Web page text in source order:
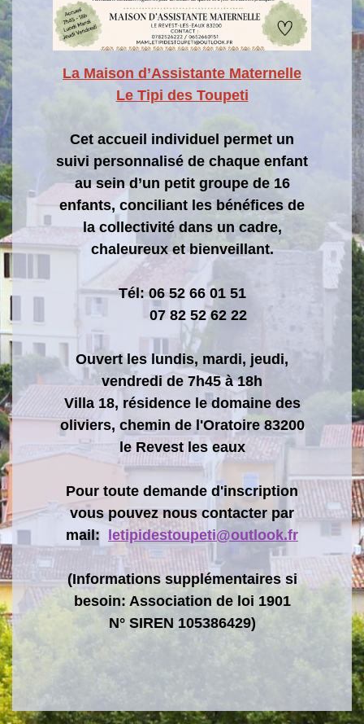
La Maison d’Assistante Maternelle
Le Tipi des Toupeti
Cet accueil individuel permet un
suivi personnalisé de chaque enfant
au sein d’un petit groupe de 16
enfants, conciliant les bénéfices de
la collectivité dans un cadre,
chaleureux et bienveillant.
Tél: 06 52 66 01 51
07 82 52 62 22
Ouvert les lundis, mardi, jeudi,
vendredi de 7h45 à 18h
Villa 18, résidence le domaine des
oliviers, chemin de l'Oratoire 83200
le Revest les eaux
Pour toute demande d'inscription
vous pouvez nous contacter par
mail: letipidestoupeti@outlook.fr
(Informations supplémentaires si
besoin: Association de loi 1901
N° SIREN 105386429)